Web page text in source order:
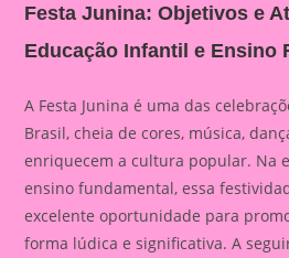
Festa Junina: Objetivos e
Educação Infantil e Ensino
A Festa Junina é uma das
Brasil, cheia de cores, música,
enriquecem a cultura popular. Na
ensino fundamental, essa
excelente oportunidade para
forma lúdica e significativa. A